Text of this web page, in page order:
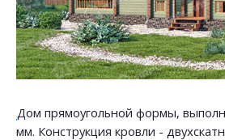
Дом прямоугольной формы,
мм. Конструкция кровли -